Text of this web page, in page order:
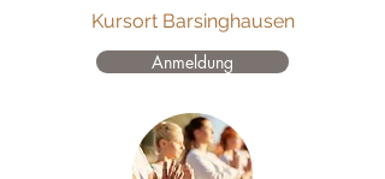
Kursort Barsinghausen
Anmeldung